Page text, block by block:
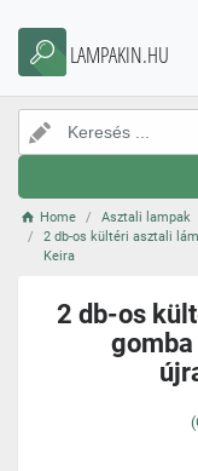
LAMPAKIN.HU
Home
Asztali lampak
2 db-os kültéri asztali
Keira
2 db-os